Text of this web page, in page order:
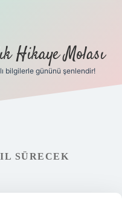
Hikaye Molası
bilgilerle gününü şenlendir!
SÜRECEK